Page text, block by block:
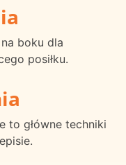
boku dla
posiłku.
to główne techniki